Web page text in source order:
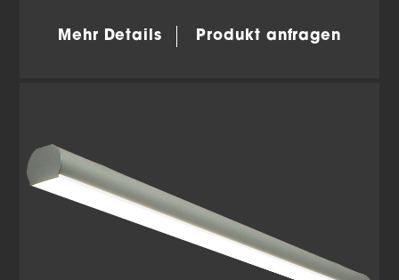
Mehr Details Produkt anfragen